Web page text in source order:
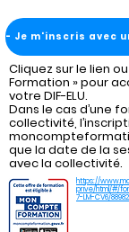
Cliquez sur le lien
Formation » pour
votre DIF-ELU.
Dans le cas d’une
collectivité,
que la date de la
avec la collectivité.
https://
prive/html/#/
7-LM-CV6/